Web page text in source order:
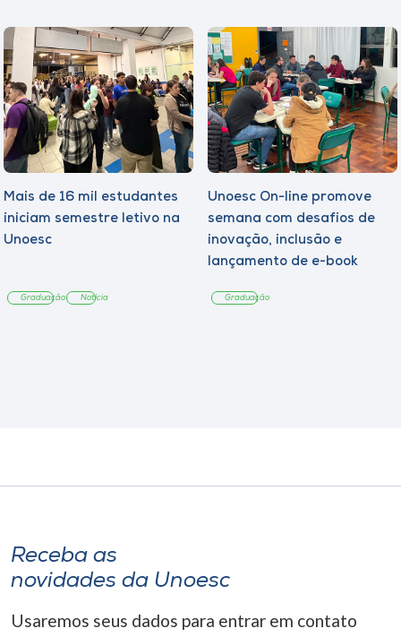
Mais de 16 mil estudantes
iniciam semestre letivo na
Unoesc
Graduação Notícia
Unoesc On-line promove
semana com desafios de
inovação, inclusão e
lançamento de e-book
Graduação
Receba as
novidades da Unoesc
Usaremos seus dados para entrar em contato